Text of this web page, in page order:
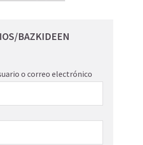
BAZKIDEEN
o correo electrónico